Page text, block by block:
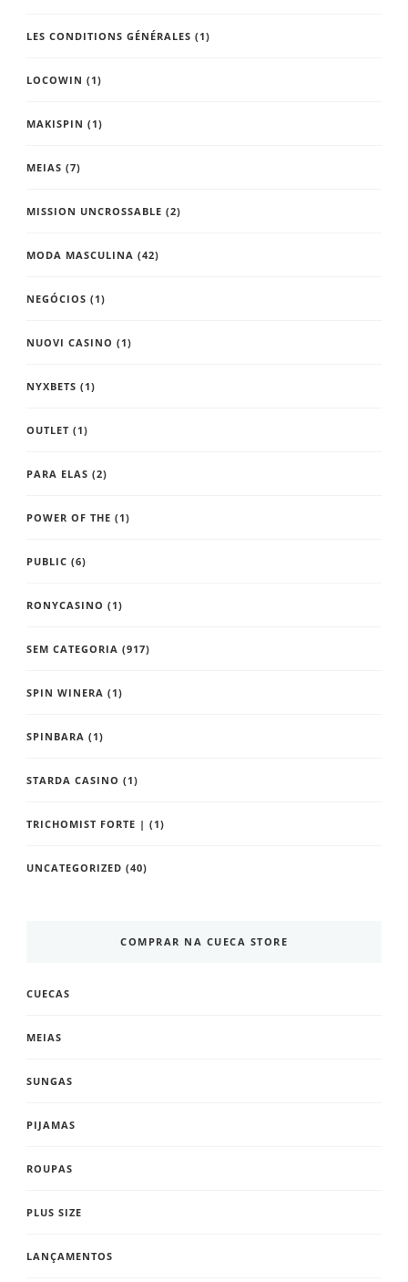
LES CONDITIONS GÉNÉRALES (1)
LOCOWIN (1)
MAKISPIN (1)
MEIAS (7)
MISSION UNCROSSABLE (2)
MODA MASCULINA (42)
NEGÓCIOS (1)
NUOVI CASINO (1)
NYXBETS (1)
OUTLET (1)
PARA ELAS (2)
POWER OF THE (1)
PUBLIC (6)
RONYCASINO (1)
SEM CATEGORIA (917)
SPIN WINERA (1)
SPINBARA (1)
STARDA CASINO (1)
TRICHOMIST FORTE | (1)
UNCATEGORIZED (40)
COMPRAR NA CUECA STORE
CUECAS
MEIAS
SUNGAS
PIJAMAS
ROUPAS
PLUS SIZE
LANÇAMENTOS